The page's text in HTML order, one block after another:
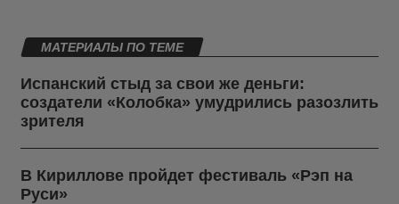
МАТЕРИАЛЫ ПО ТЕМЕ
Испанский стыд за свои же деньги:
создатели «Колобка» умудрились разозлить
зрителя
В Кириллове пройдет фестиваль «Рэп на
Руси»